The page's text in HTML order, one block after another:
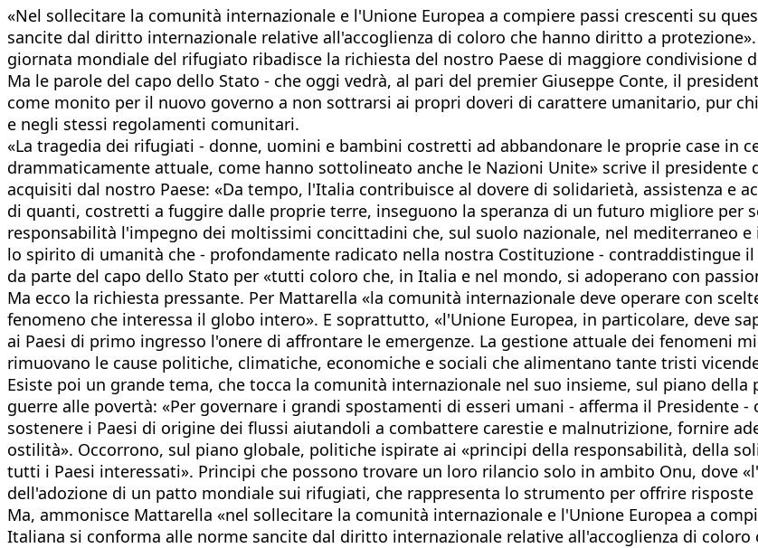
«Nel sollecitare la comunità internazionale e l'Unione Europea a compiere passi crescenti su
sancite dal diritto internazionale relative all'accoglienza di coloro che hanno diritto a
giornata mondiale del rifugiato ribadisce la richiesta del nostro Paese di maggiore condivisione
Ma le parole del capo dello Stato - che oggi vedrà, al pari del premier Giuseppe Conte, il
come monito per il nuovo governo a non sottrarsi ai propri doveri di carattere umanitario, pur
e negli stessi regolamenti comunitari.
«La tragedia dei rifugiati - donne, uomini e bambini costretti ad abbandonare le proprie case in
drammaticamente attuale, come hanno sottolineato anche le Nazioni Unite» scrive il
acquisiti dal nostro Paese: «Da tempo, l'Italia contribuisce al dovere di solidarietà, assistenza e
di quanti, costretti a fuggire dalle proprie terre, inseguono la speranza di un futuro migliore per
responsabilità l'impegno dei moltissimi concittadini che, sul suolo nazionale, nel mediterraneo
lo spirito di umanità che - profondamente radicato nella nostra Costituzione - contraddistingue
da parte del capo dello Stato per «tutti coloro che, in Italia e nel mondo, si adoperano con
Ma ecco la richiesta pressante. Per Mattarella «la comunità internazionale deve operare con
fenomeno che interessa il globo intero». E soprattutto, «l'Unione Europea, in particolare, deve
ai Paesi di primo ingresso l'onere di affrontare le emergenze. La gestione attuale dei fenomeni
rimuovano le cause politiche, climatiche, economiche e sociali che alimentano tante tristi
Esiste poi un grande tema, che tocca la comunità internazionale nel suo insieme, sul piano
guerre alle povertà: «Per governare i grandi spostamenti di esseri umani - afferma il Presidente
sostenere i Paesi di origine dei flussi aiutandoli a combattere carestie e malnutrizione, fornire
ostilità». Occorrono, sul piano globale, politiche ispirate ai «principi della responsabilità, della
tutti i Paesi interessati». Principi che possono trovare un loro rilancio solo in ambito Onu, dove
dell'adozione di un patto mondiale sui rifugiati, che rappresenta lo strumento per offrire
Ma, ammonisce Mattarella «nel sollecitare la comunità internazionale e l'Unione Europea a
Italiana si conforma alle norme sancite dal diritto internazionale relative all'accoglienza di